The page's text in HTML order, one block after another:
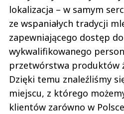
lokalizacja – w samym
ze wspaniałych tradycji
zapewniającego dostęp
wykwalifikowanego
przetwórstwa produktów
Dzięki temu znaleźliśmy
miejscu, z którego
klientów zarówno w